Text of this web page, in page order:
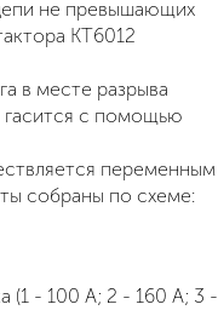
не превышающих
КТ6012
в месте разрыва
гасится с помощью
переменным
собраны по схеме:
(1 - 100 А; 2 - 160 А; 3 -